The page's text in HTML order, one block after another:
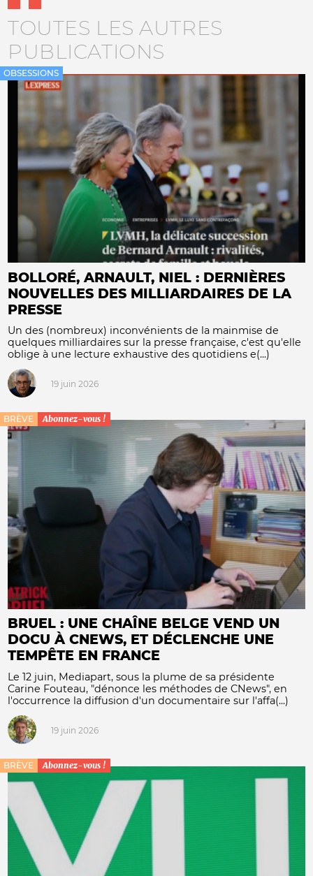
TOUTES LES AUTRES
PUBLICATIONS
OBSESSIONS
BOLLORÉ, ARNAULT, NIEL : DERNIÈRES
NOUVELLES DES MILLIARDAIRES DE LA
PRESSE
Un des (nombreux) inconvénients de la mainmise de
quelques milliardaires sur la presse française, c'est qu'elle
oblige à une lecture exhaustive des quotidiens e(...)
19 juin 2026
BRÈVE Abonnez-vous !
BRUEL : UNE CHAÎNE BELGE VEND UN
DOCU À CNEWS, ET DÉCLENCHE UNE
TEMPÊTE EN FRANCE
Le 12 juin, Mediapart, sous la plume de sa présidente
Carine Fouteau, "dénonce les méthodes de CNews", en
l'occurrence la diffusion d'un documentaire sur l'affa(...)
19 juin 2026
BRÈVE Abonnez-vous !